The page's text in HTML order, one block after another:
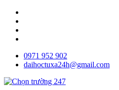
0971 952 902
daihoctuxa24h@gmail.com